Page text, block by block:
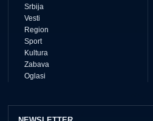
Srbija
Vesti
Region
Sport
Kultura
Zabava
Oglasi